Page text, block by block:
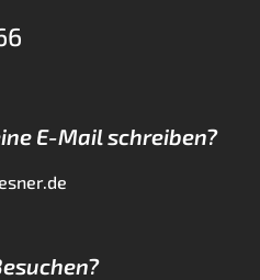
E-Mail schreiben?